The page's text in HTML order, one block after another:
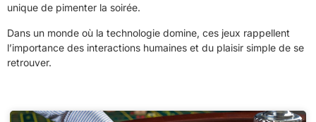
unique de pimenter la soirée.
Dans un monde où la technologie domine, ces jeux rappellent
l’importance des interactions humaines et du plaisir simple de se
retrouver.